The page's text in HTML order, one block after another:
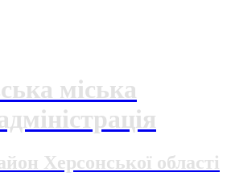
міська
Херсонської області